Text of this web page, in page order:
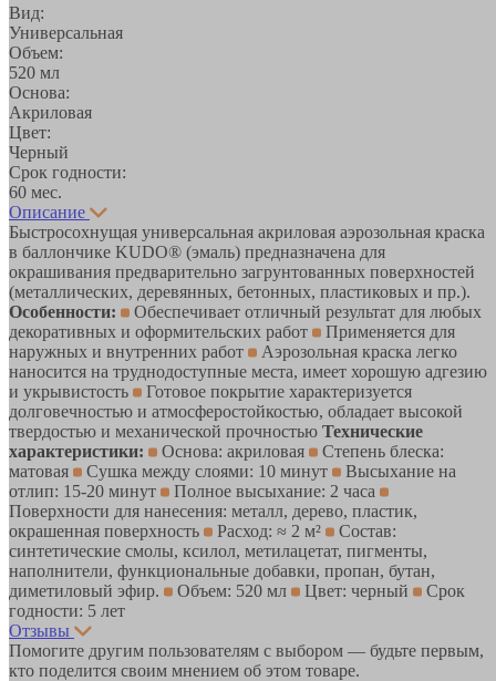
Вид:
Универсальная
Объем:
520 мл
Основа:
Акриловая
Цвет:
Черный
Срок годности:
60 мес.
Описание
Быстросохнущая универсальная акриловая аэрозольная краска
в баллончике KUDO® (эмаль) предназначена для
окрашивания предварительно загрунтованных поверхностей
(металлических, деревянных, бетонных, пластиковых и пр.).
Особенности:
Обеспечивает отличный результат для любых
декоративных и оформительских работ
Применяется для
наружных и внутренних работ
Аэрозольная краска легко
наносится на труднодоступные места, имеет хорошую адгезию
и укрывистость
Готовое покрытие характеризуется
долговечностью и атмосферостойкостью, обладает высокой
твердостью и механической прочностью Технические
характеристики:
Основа: акриловая
Степень блеска:
матовая
Сушка между слоями: 10 минут
Высыхание на
отлип: 15-20 минут
Полное высыхание: 2 часа
Поверхности для нанесения: металл, дерево, пластик,
окрашенная поверхность
Расход: ≈ 2 м²
Состав:
синтетические смолы, ксилол, метилацетат, пигменты,
наполнители, функциональные добавки, пропан, бутан,
диметиловый эфир.
Объем: 520 мл Цвет: черный
Срок
годности: 5 лет
Отзывы
Помогите другим пользователям с выбором — будьте первым,
кто поделится своим мнением об этом товаре.